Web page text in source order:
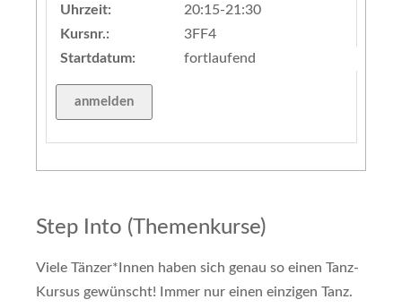
Uhrzeit:
20:15-21:30
Kursnr.:
3FF4
Startdatum:
fortlaufend
Step Into (Themenkurse)
Viele Tänzer*Innen haben sich genau so einen Tanz-
Kursus gewünscht! Immer nur einen einzigen Tanz.